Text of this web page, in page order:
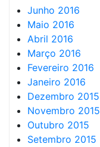
Junho 2016
Maio 2016
Abril 2016
Março 2016
Fevereiro 2016
Janeiro 2016
Dezembro 2015
Novembro 2015
Outubro 2015
Setembro 2015